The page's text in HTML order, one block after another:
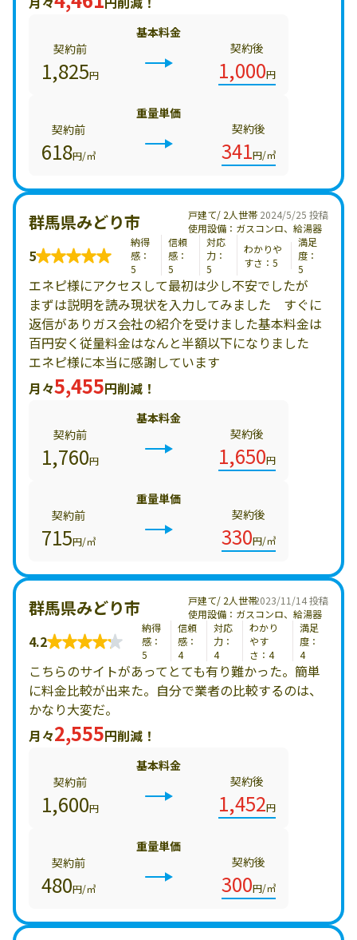
基本料金
契約前
1,825円
契約後
1,000円
重量単価
契約前
618円/㎥
契約後
341円/㎥
2024/5/25 投稿
群馬県みどり市
戸建て/ 2人世帯
使用設備：ガスコンロ、給湯器
5
納得
感：
5
信頼
感：
5
対応
力：
5
わかりや
すさ：5
満足
度：
5
エネピ様にアクセスして最初は少し不安でしたが
まずは説明を読み現状を入力してみました すぐに
返信がありガス会社の紹介を受けました基本料金は
百円安く従量料金はなんと半額以下になりました
エネピ様に本当に感謝しています
月々5,455円削減！
基本料金
契約前
1,760円
契約後
1,650円
重量単価
契約前
715円/㎥
契約後
330円/㎥
2023/11/14 投稿
群馬県みどり市
戸建て/ 2人世帯
使用設備：ガスコンロ、給湯器
4.2
納得
感：
5
信頼
感：
4
対応
力：
4
わかり
やす
さ：4
満足
度：
4
こちらのサイトがあってとても有り難かった。簡単
に料金比較が出来た。自分で業者の比較するのは、
かなり大変だ。
月々2,555円削減！
基本料金
契約前
1,600円
契約後
1,452円
重量単価
契約前
480円/㎥
契約後
300円/㎥